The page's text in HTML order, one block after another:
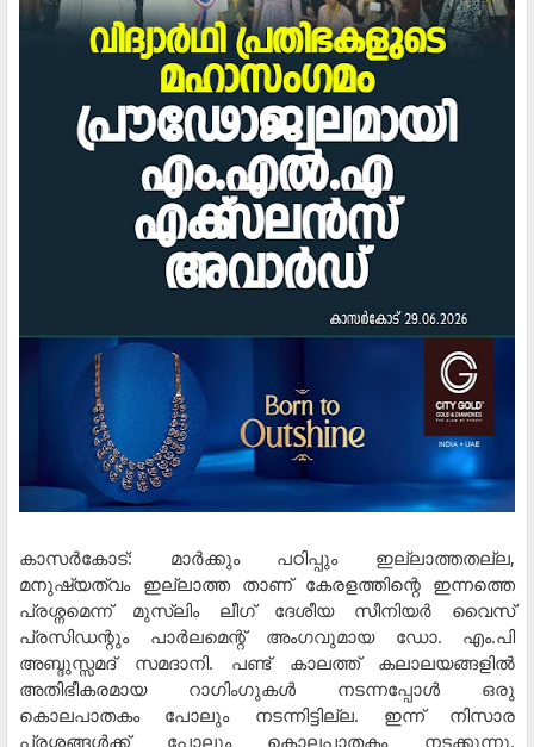
കാസര്‍കോട്: മാര്‍ക്കും പഠിപ്പും ഇല്ലാത്തതല്ല,
മനുഷ്യത്വം ഇല്ലാത്ത താണ് കേരളത്തിന്റെ ഇന്നത്തെ
പ്രശ്നമെന്ന് മുസ്ലിം ലീഗ് ദേശീയ സീനിയര്‍ വൈസ്
പ്രസിഡന്റും പാര്‍ലമെന്റ് അംഗവുമായ ഡോ. എം.പി
അബ്ദുസ്സമദ് സമദാനി. പണ്ട് കാലത്ത് കലാലയങ്ങളില്‍
അതിഭീകരമായ റാഗിംഗുകള്‍ നടന്നപ്പോള്‍ ഒരു
കൊലപാതകം പോലും നടന്നിട്ടില്ല. ഇന്ന് നിസാര
പ്രശ്നങ്ങള്‍ക്ക് പോലും കൊലപാതകം നടക്കുന്നു.